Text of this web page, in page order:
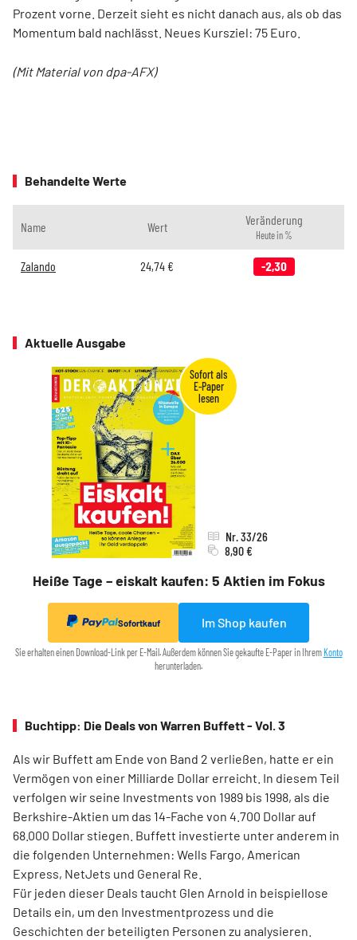
Prozent vorne. Derzeit sieht es nicht danach aus, als ob das
Momentum bald nachlässt. Neues Kursziel: 75 Euro.
(Mit Material von dpa-AFX)
Behandelte Werte
Name Wert Veränderung
Heute in %
Zalando 24,74 € -2,30
Aktuelle Ausgabe
Heiße Tage – eiskalt kaufen: 5 Aktien im Fokus
Nr. 33/26
8,90 €
Sofortkauf Im Shop kaufen
Sie erhalten einen Download-Link per E-Mail. Außerdem können Sie gekaufte E-Paper in Ihrem Konto
herunterladen.
Buchtipp: Die Deals von Warren Buffett - Vol. 3
Als wir Buffett am Ende von Band 2 verließen, hatte er ein
Vermögen von einer Milliarde Dollar erreicht. In diesem Teil
verfolgen wir seine Investments von 1989 bis 1998, als die
Berkshire-Aktien um das 14-­Fache von 4.700 Dollar auf
68.000 Dollar stiegen. Buffett investierte unter anderem in
die folgenden Unternehmen: Wells Fargo, American
Express, NetJets und General Re.
Für jeden dieser Deals taucht Glen Arnold in beispiellose
Details ein, um den Investmentprozess und die
Geschichten der beteiligten Personen zu analysieren.